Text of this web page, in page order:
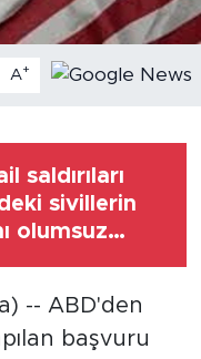
A+
saldırıları
sivillerin
olumsuz
-- ABD'den
başvuru